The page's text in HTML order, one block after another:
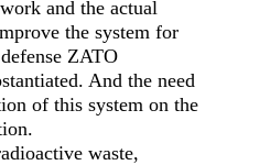
and the actual
the system for
ZATO
And the need
of this system on the
waste,